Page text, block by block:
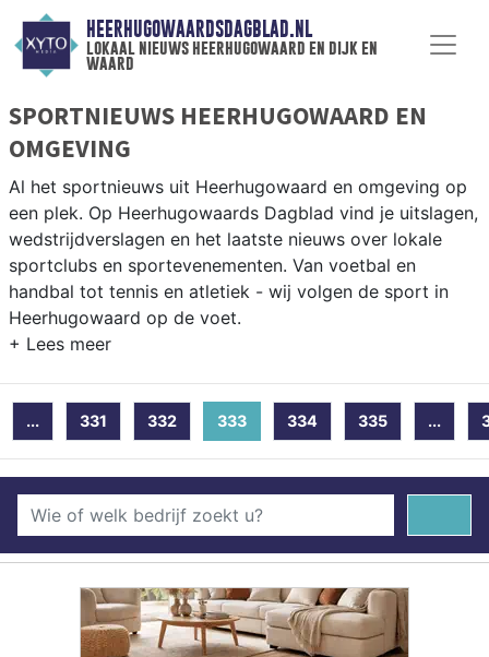
HEERHUGOWAARDSDAGBLAD.NL
lokaal nieuws heerhugowaard en dijk en
waard
SPORTNIEUWS HEERHUGOWAARD EN
OMGEVING
Al het sportnieuws uit Heerhugowaard en omgeving op
een plek. Op Heerhugowaards Dagblad vind je uitslagen,
wedstrijdverslagen en het laatste nieuws over lokale
sportclubs en sportevenementen. Van voetbal en
handbal tot tennis en atletiek - wij volgen de sport in
Heerhugowaard op de voet.
Onze sportredactie brengt wekelijks verslagen van
wedstrijden en toernooien uit de regio. Blijf op de
hoogte van alle sportieve uitslagen en prestaties in
Heerhugowaard.
... 331 332 333(current)
334 335 ...